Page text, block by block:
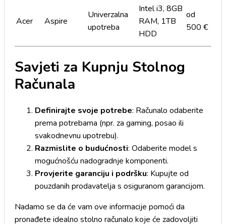
Acer Aspire
Univerzalna
upotreba
Intel i3, 8GB
RAM, 1TB
HDD
od
500 €
Savjeti za Kupnju Stolnog
Računala
Definirajte svoje potrebe: Računalo odaberite
prema potrebama (npr. za gaming, posao ili
svakodnevnu upotrebu).
Razmislite o budućnosti: Odaberite model s
mogućnošću nadogradnje komponenti.
Provjerite garanciju i podršku: Kupujte od
pouzdanih prodavatelja s osiguranom garancijom.
Nadamo se da će vam ove informacije pomoći da
pronađete idealno stolno računalo koje će zadovoljiti